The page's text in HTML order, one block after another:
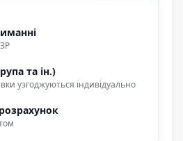
та ін.)
узгоджуються індивідуально